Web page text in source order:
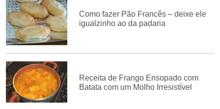
Como fazer Pão Francês – deixe ele
igualzinho ao da padaria
Receita de Frango Ensopado com
Batata com um Molho Irresistível